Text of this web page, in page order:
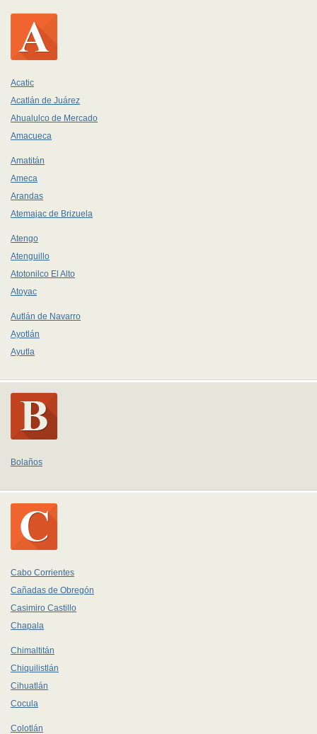
Acatic
Acatlán de Juárez
Ahualulco de Mercado
Amacueca
Amatitán
Ameca
Arandas
Atemajac de Brizuela
Atengo
Atenguillo
Atotonilco El Alto
Atoyac
Autlán de Navarro
Ayotlán
Ayutla
Bolaños
Cabo Corrientes
Cañadas de Obregón
Casimiro Castillo
Chapala
Chimaltitán
Chiquilistlán
Cihuatlán
Cocula
Colotlán